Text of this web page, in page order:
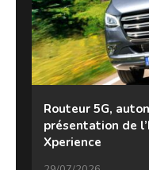
Routeur 5G,
présentation de
Xperience